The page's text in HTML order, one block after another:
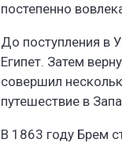
постепенно
До поступления в
Египет. Затем
совершил
путешествие в
В 1863 году Брем